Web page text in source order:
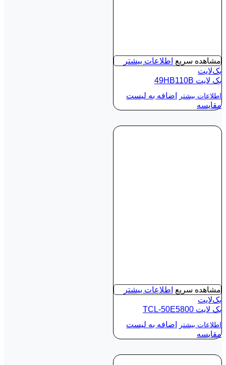
مشاهده سریع اطلاعات بیشتر
بک‌لایت
بک لايت 49HB110B
اطلاعات بیشتر
اضافه به لیست
مقایسه
مشاهده سریع اطلاعات بیشتر
بک‌لایت
بک لايت TCL-50E5800
اطلاعات بیشتر
اضافه به لیست
مقایسه